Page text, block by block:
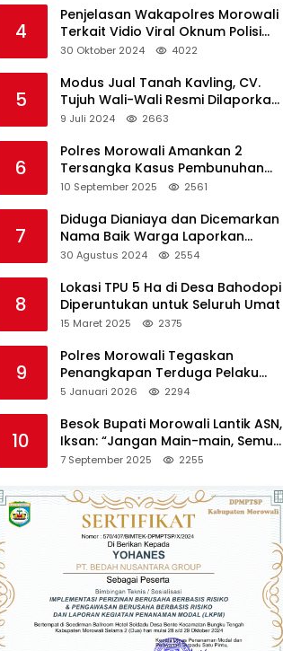
4
Penjelasan Wakapolres Morowali
Terkait Vidio Viral Oknum Polisi
Dikerumuni Warga Bahodopi
30 Oktober 2024 4022
5
Modus Jual Tanah Kavling, CV.
Tujuh Wali-Wali Resmi Dilaporkan
di Polres Kendari
9 Juli 2024 2663
6
Polres Morowali Amankan 2
Tersangka Kasus Pembunuhan
WNA di Desa Topogaro
10 September 2025 2561
7
Diduga Dianiaya dan Dicemarkan
Nama Baik Warga Laporkan
Oknum Kades dan Oknum Polisi
30 Agustus 2024 2554
8
Lokasi TPU 5 Ha di Desa Bahodopi
Diperuntukan untuk Seluruh Umat
15 Maret 2025 2375
9
Polres Morowali Tegaskan
Penangkapan Terduga Pelaku
Pembakaran Kantor PT RCP Sesuai
5 Januari 2026 2294
10
Besok Bupati Morowali Lantik ASN,
Iksan: “Jangan Main-main, Semua
Saya Pantau”
7 September 2025 2255